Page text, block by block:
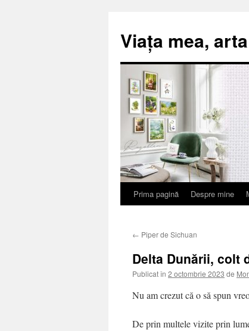
Viața mea,
Sari
conținut
Prima pagină Despre mine
← Piper de Sichuan
Delta Dunării, colt
Publicat în 2 octombrie 2023 de
Nu am crezut că o să spun
De prin multele vizite prin